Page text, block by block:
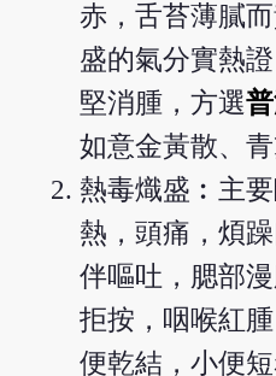
赤，舌苔薄膩
盛的氣分實熱
堅消腫，方選
如意金黃散、青
熱毒熾盛︰主
熱，頭痛，煩
伴嘔吐，腮部
拒按，咽喉紅
便乾結，小便